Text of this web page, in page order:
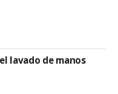
lavado de manos